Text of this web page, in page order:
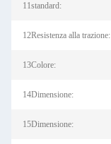
11standard:
12Resistenza alla trazione:
13Colore:
14Dimensione:
15Dimensione: